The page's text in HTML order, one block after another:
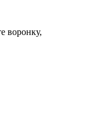
воронку,